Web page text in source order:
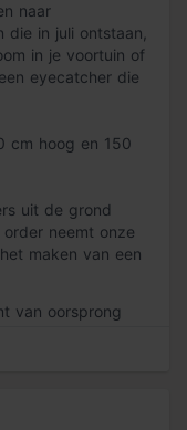
naar
die in juli ontstaan,
in je voortuin of
eyecatcher die
cm hoog en 150
uit de grond
neemt onze
maken van een
van oorsprong
en in parken
de bloei eikels